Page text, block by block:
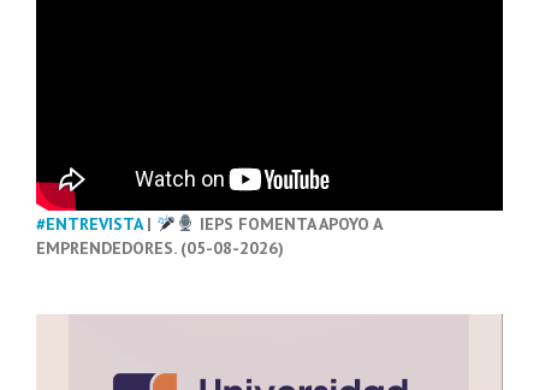
#ENTREVISTA|
IEPS FOMENTA APOYO A
EMPRENDEDORES. (05-08-2026)